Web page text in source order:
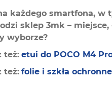
każdego smartfona, w
sklep 3mk –
wyborze?
też: etui do POCO M4
też: folie i szkła